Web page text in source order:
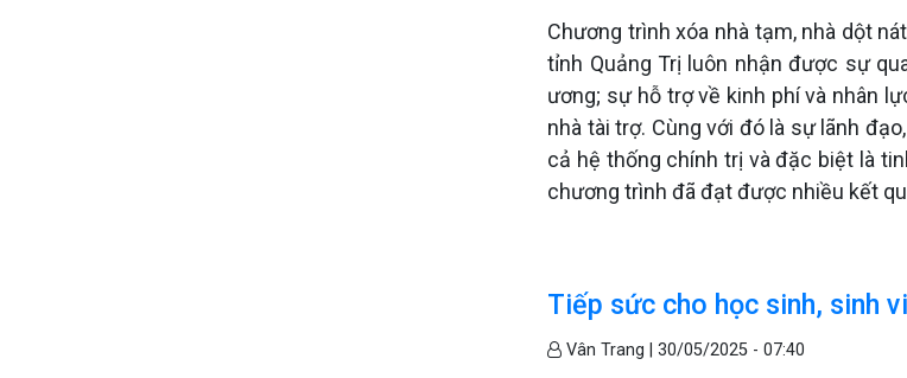
Chương trình xóa nhà tạm, nhà dột
tỉnh Quảng Trị luôn nhận được sự
ương; sự hỗ trợ về kinh phí và nhân
nhà tài trợ. Cùng với đó là sự lãnh
cả hệ thống chính trị và đặc biệt là
chương trình đã đạt được nhiều kết
Tiếp sức cho học sinh, sinh
Vân Trang |30/05/2025 - 07:40